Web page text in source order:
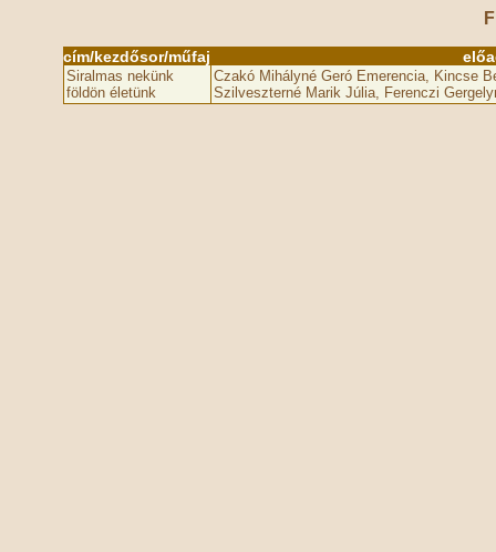
cím/kezdősor/műfaj
Siralmas nekünk
földön életünk
Czakó Mihályné Geró Emerencia, Kincse
Szilveszterné Marik Júlia, Ferenczi